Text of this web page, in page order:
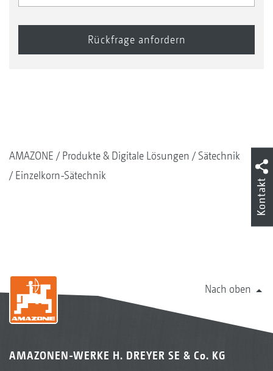
AMAZONE Produkte & Digitale Lösungen
Sätechnik
Einzelkorn-Sätechnik
Nach oben
AMAZONEN-WERKE H. DREYER SE & Co. KG
Kontakt